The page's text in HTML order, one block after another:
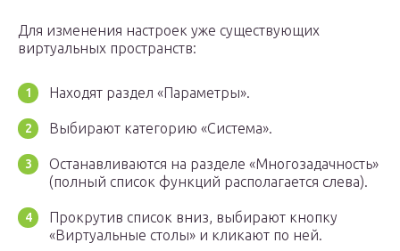
Для изменения настроек уже существующих
виртуальных пространств:
Находят раздел «Параметры».
Выбирают категорию «Система».
Останавливаются на разделе «Многозадачность»
(полный список функций располагается слева).
Прокрутив список вниз, выбирают кнопку
«Виртуальные столы» и кликают по ней.